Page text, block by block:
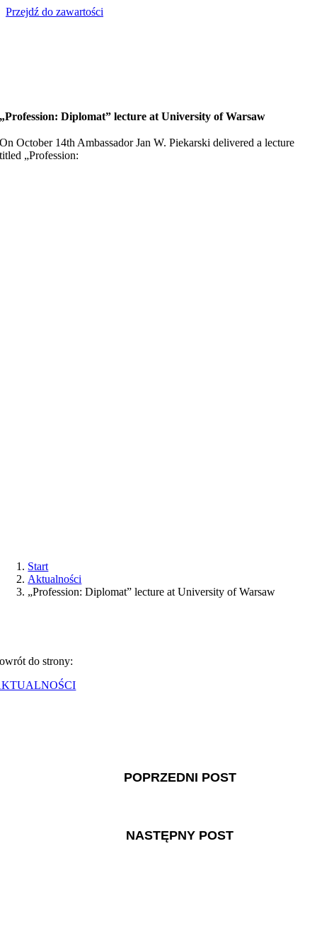
Przejdź do zawartości
„Profession: Diplomat” lecture at University of Warsaw
On October 14th Ambassador Jan W. Piekarski delivered a lecture
titled „Profession:
Start
Aktualności
„Profession: Diplomat” lecture at University of Warsaw
do strony:
POPRZEDNI POST
NASTĘPNY POST